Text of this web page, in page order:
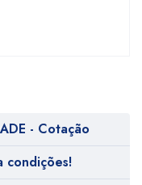
- Cotação
condições!